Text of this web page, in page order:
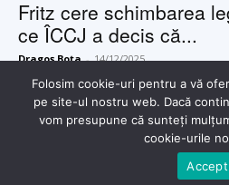
Fritz cere schimbarea
ce ÎCCJ a decis că...
Dragoș Boța - 14/12/2025
Folosim cookie-uri pentru a vă
pe site-ul nostru web. Dacă
vom presupune că sunteți
cookie-urile
Accept